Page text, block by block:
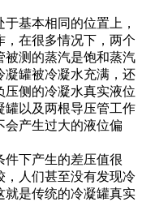
基本相同的位置上，
在很多情况下，两个
被测的蒸汽是饱和蒸汽
凝罐被冷凝水充满，还
压侧的冷凝水真实液位
罐以及两根导压管工作
会产生过大的液位偏
下产生的差压值很
，人们甚至没有发现冷
就是传统的冷凝罐真实